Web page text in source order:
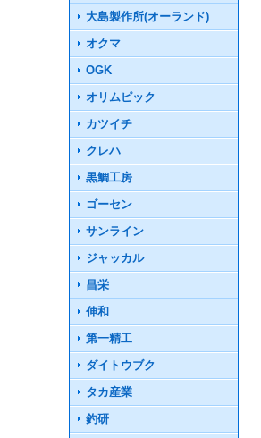
大島製作所(オーランド)
オクマ
OGK
オリムピック
カツイチ
クレハ
黒鯛工房
ゴーセン
サンライン
ジャッカル
昌栄
伸和
第一精工
ダイトウブク
タカ産業
釣研